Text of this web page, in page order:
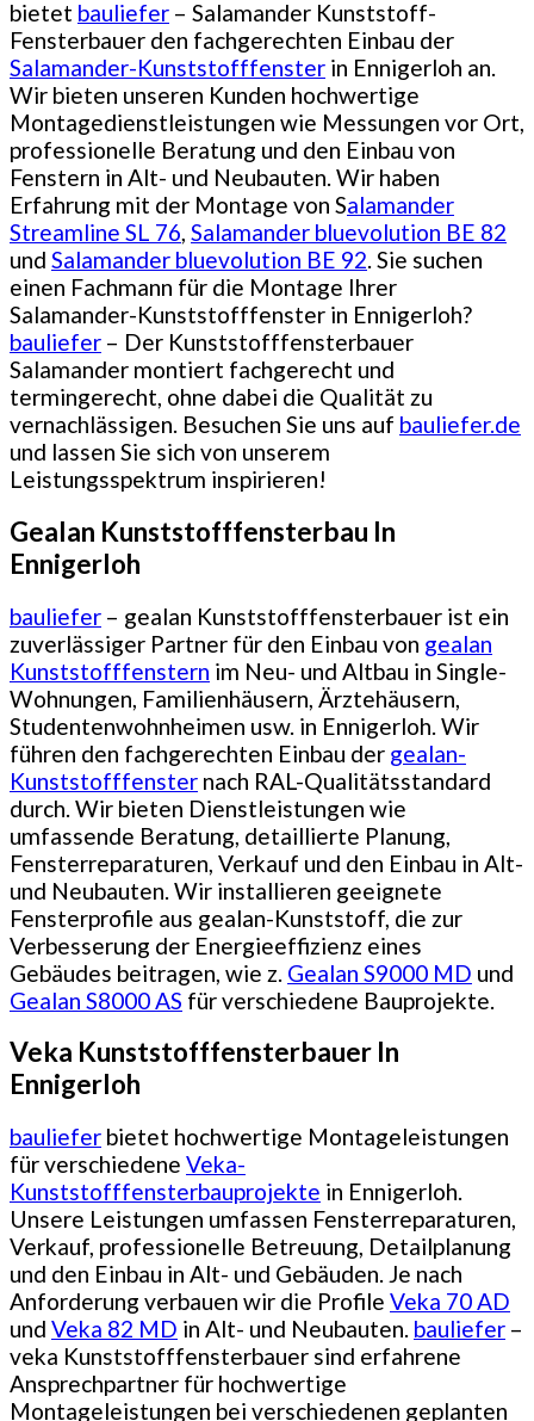
bietet bauliefer – Salamander Kunststoff-
Fensterbauer den fachgerechten Einbau der
Salamander-Kunststofffenster in Ennigerloh an.
Wir bieten unseren Kunden hochwertige
Montagedienstleistungen wie Messungen vor Ort,
professionelle Beratung und den Einbau von
Fenstern in Alt- und Neubauten. Wir haben
Erfahrung mit der Montage von Salamander
Streamline SL 76, Salamander bluevolution BE 82
und Salamander bluevolution BE 92. Sie suchen
einen Fachmann für die Montage Ihrer
Salamander-Kunststofffenster in Ennigerloh?
bauliefer – Der Kunststofffensterbauer
Salamander montiert fachgerecht und
termingerecht, ohne dabei die Qualität zu
vernachlässigen. Besuchen Sie uns auf bauliefer.de
und lassen Sie sich von unserem
Leistungsspektrum inspirieren!
Gealan Kunststofffensterbau In
Ennigerloh
bauliefer – gealan Kunststofffensterbauer ist ein
zuverlässiger Partner für den Einbau von gealan
Kunststofffenstern im Neu- und Altbau in Single-
Wohnungen, Familienhäusern, Ärztehäusern,
Studentenwohnheimen usw. in Ennigerloh. Wir
führen den fachgerechten Einbau der gealan-
Kunststofffenster nach RAL-Qualitätsstandard
durch. Wir bieten Dienstleistungen wie
umfassende Beratung, detaillierte Planung,
Fensterreparaturen, Verkauf und den Einbau in Alt-
und Neubauten. Wir installieren geeignete
Fensterprofile aus gealan-Kunststoff, die zur
Verbesserung der Energieeffizienz eines
Gebäudes beitragen, wie z. Gealan S9000 MD und
Gealan S8000 AS für verschiedene Bauprojekte.
Veka Kunststofffensterbauer In
Ennigerloh
bauliefer bietet hochwertige Montageleistungen
für verschiedene Veka-
Kunststofffensterbauprojekte in Ennigerloh.
Unsere Leistungen umfassen Fensterreparaturen,
Verkauf, professionelle Betreuung, Detailplanung
und den Einbau in Alt- und Gebäuden. Je nach
Anforderung verbauen wir die Profile Veka 70 AD
und Veka 82 MD in Alt- und Neubauten. bauliefer –
veka Kunststofffensterbauer sind erfahrene
Ansprechpartner für hochwertige
Montageleistungen bei verschiedenen geplanten